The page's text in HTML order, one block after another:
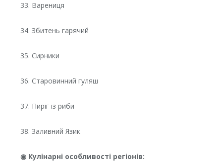
33. Варениця
34. Збитень гарячий
35. Сирники
36. Старовинний гуляш
37. Пиріг із риби
38. Заливний Язик
◉ Кулінарні особливості регіонів: